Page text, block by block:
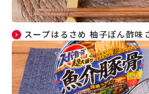
スープはるさめ 柚子ぽん酢味